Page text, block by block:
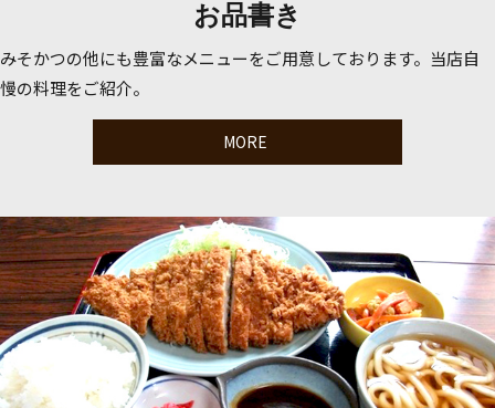
お品書き
みそかつの他にも豊富なメニューをご用意しております。当店自
慢の料理をご紹介。
MORE